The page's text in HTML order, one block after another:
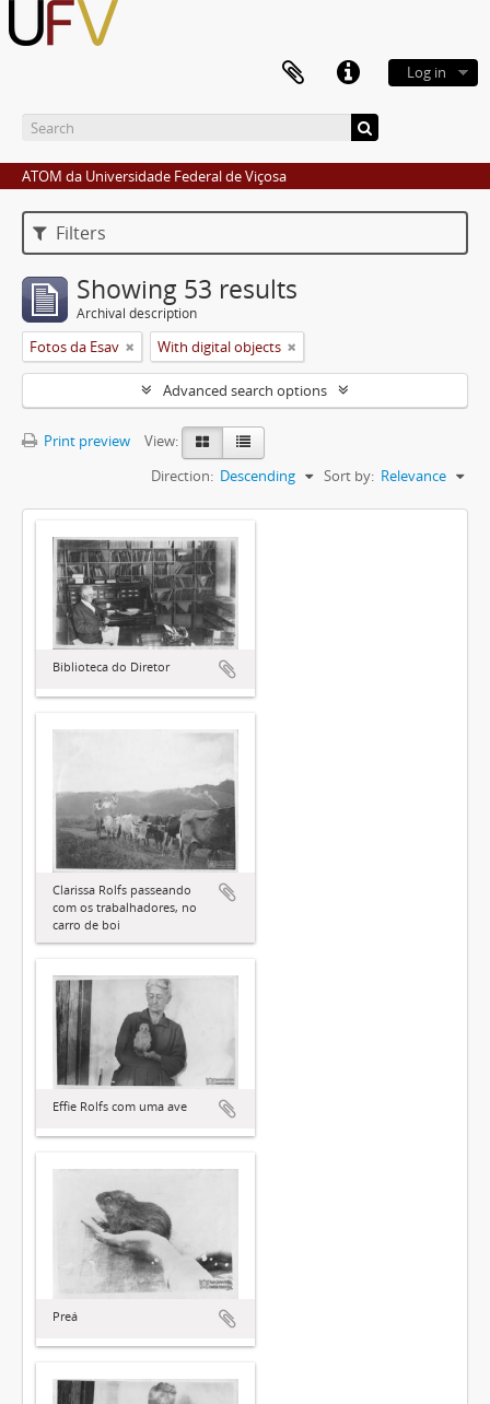
Log in
ATOM da Universidade Federal de Viçosa
Filters
Showing 53 results
Archival description
Fotos da Esav With digital objects
Advanced search options
Print preview
View:
Sort by: Relevance
Direction: Descending
Biblioteca do Diretor
Clarissa Rolfs passeando
com os trabalhadores, no
carro de boi
Effie Rolfs com uma ave
Preá